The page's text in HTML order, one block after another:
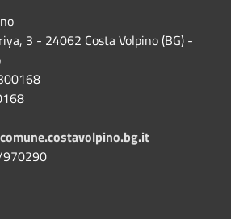
3 - 24062 Costa Volpino (BG) -
970290